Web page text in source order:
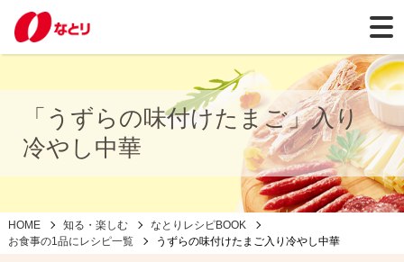
「うずらの味付けたまご」入り
冷やし中華
HOME 知る・楽しむ
なとりレシピBOOK
お食事の1品にレシピ一覧
うずらの味付けたまご入り冷やし中華